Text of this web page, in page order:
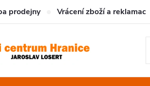
prodejny Vrácení zboží a reklamace